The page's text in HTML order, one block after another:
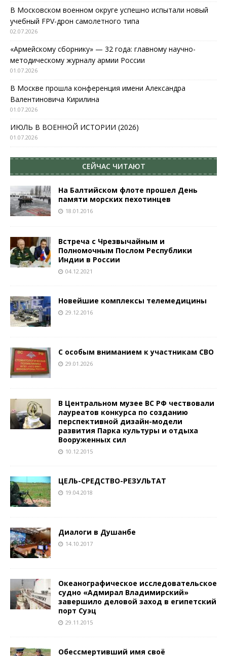
В Московском военном округе успешно испытали новый
учебный FPV-дрон самолетного типа
02.07.2026
«Армейскому сборнику» — 32 года: главному научно-
методическому журналу армии России
01.07.2026
В Москве прошла конференция имени Александра
Валентиновича Кирилина
01.07.2026
ИЮЛЬ В ВОЕННОЙ ИСТОРИИ (2026)
01.07.2026
СЕЙЧАС ЧИТАЮТ
На Балтийском флоте прошел День
памяти морских пехотинцев
18.01.2016
Встреча с Чрезвычайным и
Полномочным Послом Республики
Индии в России
04.12.2021
Новейшие комплексы телемедицины
29.12.2016
С особым вниманием к участникам СВО
29.01.2026
В Центральном музее ВС РФ чествовали
лауреатов конкурса по созданию
перспективной дизайн-модели
развития Парка культуры и отдыха
Вооруженных сил
10.12.2015
ЦЕЛЬ-СРЕДСТВО-РЕЗУЛЬТАТ
19.04.2018
Диалоги в Душанбе
14.10.2017
Океанографическое исследовательское
судно «Адмирал Владимирский»
завершило деловой заход в египетский
порт Суэц
29.11.2015
Обессмертивший имя своё